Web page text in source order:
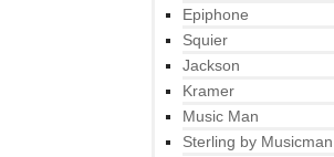
Epiphone
Squier
Jackson
Kramer
Music Man
Sterling by Musicman